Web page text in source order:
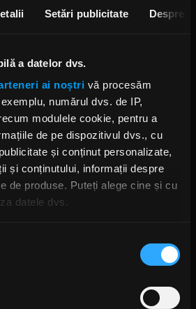
Setări publicitate Despre
a datelor dvs.
ai noștri vă procesăm
numărul dvs. de IP,
modulele cookie, pentru a
de pe dispozitivul dvs., cu
și conținut personalizate,
și conținutului, informații despre
de produse. Puteți alege cine și cu
datele dvs.
cu privire la locația dvs.
dispozitivul scanândul-l în mod
specifice (amprentare)
Never”
S-au deschis înscrierile pentru
Festivalul Mamaia 2026
2 ZILE ÎN URMĂ
Povestea revenirii trupei Linkin
Park, prezentată în noul
Începe Brașov Jazz & Blues